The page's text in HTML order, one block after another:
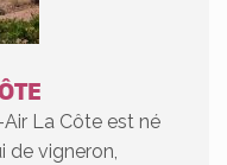
Air La Côte est né
de vigneron,